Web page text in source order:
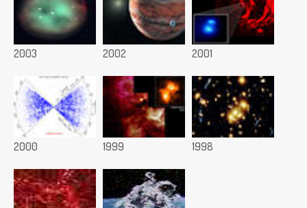
2003 2002 2001
2000 1999 1998